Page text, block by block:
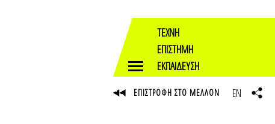
ΤΕΧΝΗ
ΕΠΙΣΤΗΜΗ
ΕΚΠΑΙΔΕΥΣΗ
ΕΠΙΣΤΡΟΦΗ ΣΤΟ ΜΕΛΛΟΝ EN